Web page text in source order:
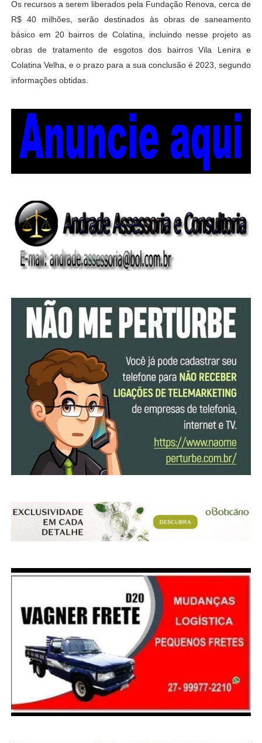
Os recursos a serem liberados pela Fundação Renova, cerca de
R$ 40 milhões, serão destinados às obras de saneamento
básico em 20 bairros de Colatina, incluindo nesse projeto as
obras de tratamento de esgotos dos bairros Vila Lenira e
Colatina Velha, e o prazo para a sua conclusão é 2023, segundo
informações obtidas.